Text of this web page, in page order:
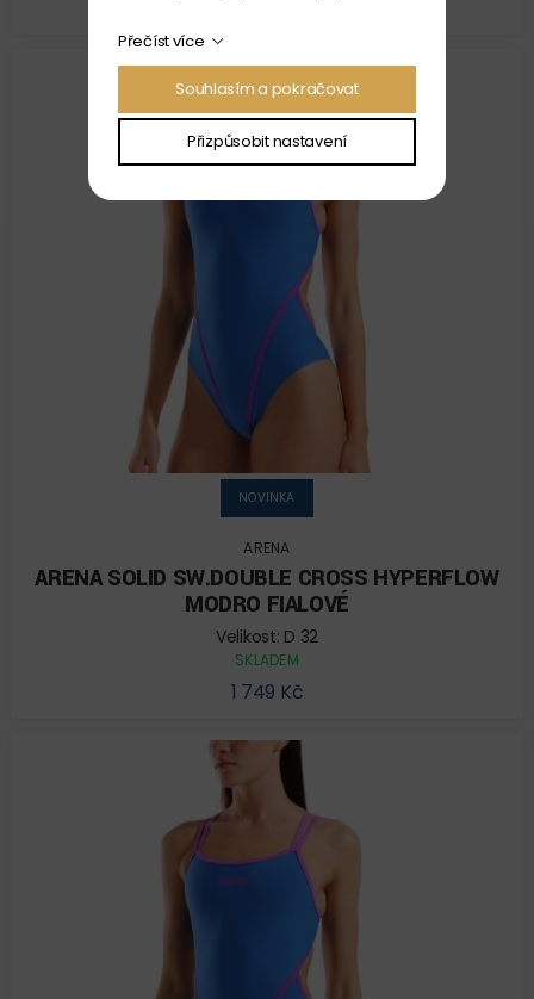
NOVINKA
ARENA
ARENA SOLID SW.DOUBLE CROSS HYPERFLOW
MODRO FIALOVÉ
Velikost: D 32
SKLADEM
1 749 Kč
Přečíst více
Souhlasím a pokračovat
Přizpůsobit nastavení